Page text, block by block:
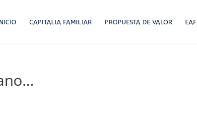
CAPITALIA FAMILIAR PROPUESTA DE VALOR EAF